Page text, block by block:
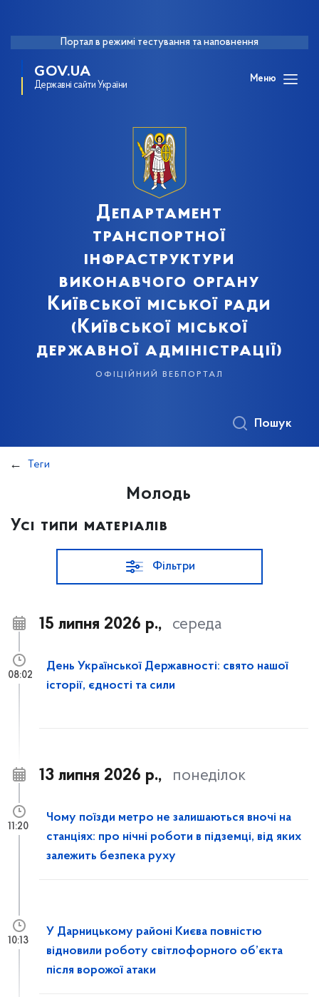
Портал в режимі тестування та наповнення
GOV.UA
Державні сайти України
Меню
Департамент
транспортної
інфраструктури
виконавчого органу
Київської міської ради
(Київської міської
державної адміністрації)
офіційний вебпортал
Пошук
Теги
Молодь
Усі типи матеріалів
Фільтри
15 липня 2026 р., середа
День Української Державності: свято нашої
історії, єдності та сили
08:02
13 липня 2026 р., понеділок
Чому поїзди метро не залишаються вночі на
станціях: про нічні роботи в підземці, від яких
залежить безпека руху
11:20
У Дарницькому районі Києва повністю
відновили роботу світлофорного об’єкта
після ворожої атаки
10:13